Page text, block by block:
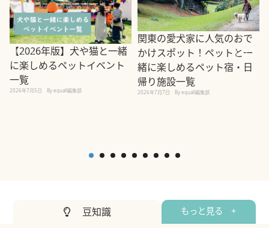
【2026年版】犬や猫と一緒
に楽しめるペットイベント
一覧
2026年7月5日 By equall編集部
関東の愛犬家に人気のおで
かけスポット！ペットと一
緒に楽しめるペット宿・日
帰り施設一覧
2026年7月7日 By equall編集部
豆知識 もっと見る +